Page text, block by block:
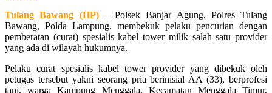
Tulang Bawang (HP)– Polsek Banjar Agung, Polres Tulang
Bawang, Polda Lampung, membekuk pelaku pencurian dengan
pemberatan (curat) spesialis kabel tower milik salah satu provider
yang ada di wilayah hukumnya.
Pelaku curat spesialis kabel tower provider yang dibekuk oleh
petugas tersebut yakni seorang pria berinisial AA (33), berprofesi
tani, warga Kampung Menggala, Kecamatan Menggala Timur,